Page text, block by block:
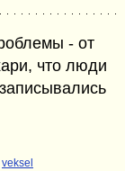
- от
что люди
veksel